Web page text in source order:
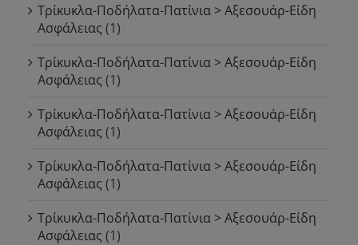
Τρίκυκλα-Ποδήλατα-Πατίνια > Αξεσουάρ-Είδη
Ασφάλειας (1)
Τρίκυκλα-Ποδήλατα-Πατίνια > Αξεσουάρ-Είδη
Ασφάλειας (1)
Τρίκυκλα-Ποδήλατα-Πατίνια > Αξεσουάρ-Είδη
Ασφάλειας (1)
Τρίκυκλα-Ποδήλατα-Πατίνια > Αξεσουάρ-Είδη
Ασφάλειας (1)
Τρίκυκλα-Ποδήλατα-Πατίνια > Αξεσουάρ-Είδη
Ασφάλειας (1)